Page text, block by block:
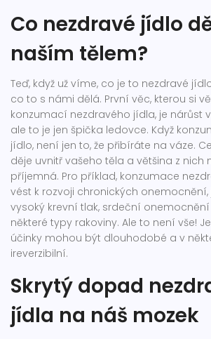
Co nezdravé jídlo
naším tělem?
Teď, když už víme, co je to nezdravé
co to s námi dělá. První věc, kterou si
konzumací nezdravého jídla, je nárůst
ale to je jen špička ledovce. Když
jídlo, není jen to, že přibíráte na váze.
děje uvnitř vašeho těla a většina z nich
příjemná. Pro příklad, konzumace
vést k rozvoji chronických
vysoký krevní tlak, srdeční
některé typy rakoviny. Ale to není vše!
účinky mohou být dlouhodobé a v
ireverzibilní.
Skrytý dopad
jídla na náš mozek